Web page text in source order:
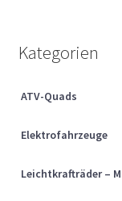
Über uns
Vertrag widerrufen
Widerrufsbelehrung
Cart
Kategorien
ATV-Quads
Elektrofahrzeuge
Leichtkrafträder –